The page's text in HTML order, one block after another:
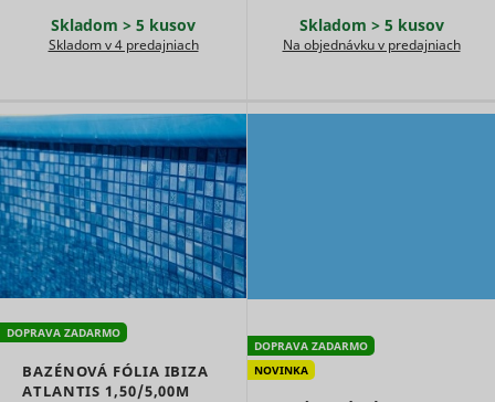
Skladom > 5 kusov
Skladom v 4 predajniach
Skladom > 5 kusov
Na objednávku v predajniach
DOPRAVA ZADARMO
BAZÉNOVÁ FÓLIA IBIZA
ATLANTIS 1,50/5,00M
DOPRAVA ZADARMO
NOVINKA